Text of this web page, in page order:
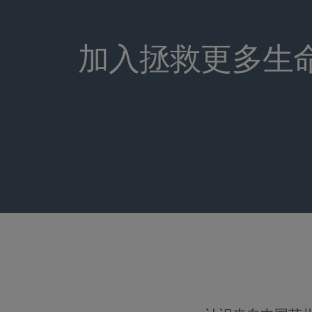
加入拯救更多生